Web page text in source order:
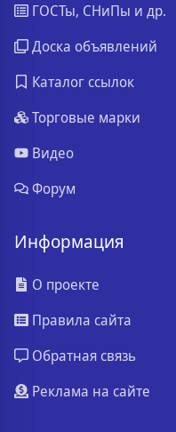
ГОСТы, СНиПы и др.
Доска объявлений
Каталог ссылок
Торговые марки
Видео
Форум
Информация
О проекте
Правила сайта
Обратная связь
Реклама на сайте